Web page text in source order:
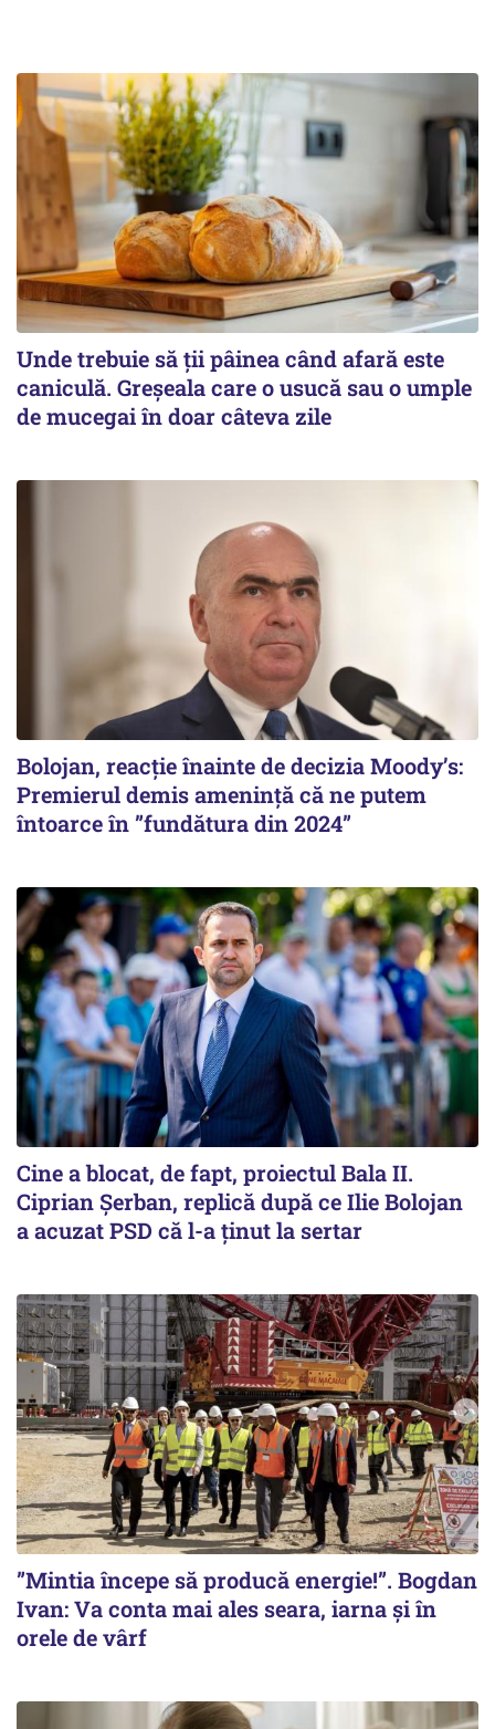
Unde trebuie să ții pâinea când afară este
caniculă. Greșeala care o usucă sau o umple
de mucegai în doar câteva zile
Bolojan, reacție înainte de decizia Moody’s:
Premierul demis amenință că ne putem
întoarce în ”fundătura din 2024”
Cine a blocat, de fapt, proiectul Bala II.
Ciprian Șerban, replică după ce Ilie Bolojan
a acuzat PSD că l-a ținut la sertar
”Mintia începe să producă energie!”. Bogdan
Ivan: Va conta mai ales seara, iarna și în
orele de vârf